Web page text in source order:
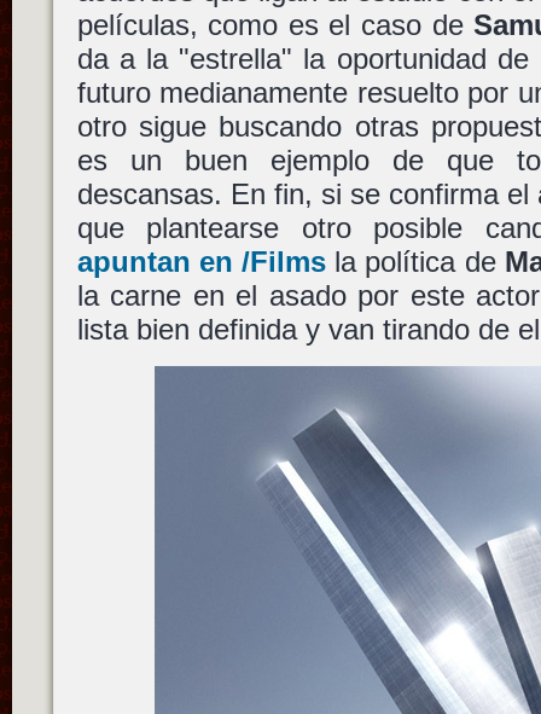
películas, como es el caso de
da a la "estrella" la oportunidad
futuro medianamente resuelto por
otro sigue buscando otras
es un buen ejemplo de que
descansas. En fin, si se confirma
que plantearse otro posible
apuntan en /Filmsla política de
la carne en el asado por este
lista bien definida y van tirando de